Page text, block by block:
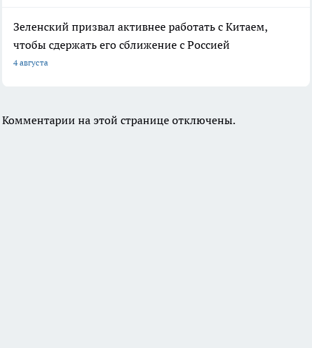
Зеленский призвал активнее работать с Китаем,
чтобы сдержать его сближение с Россией
4 августа
Комментарии на этой странице отключены.